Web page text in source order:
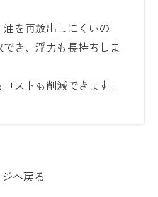
を再放出しにくいの
き、浮力も長持ちしま
ストも削減できます。
へ戻る